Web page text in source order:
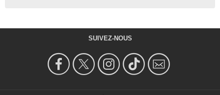
SUIVEZ-NOUS